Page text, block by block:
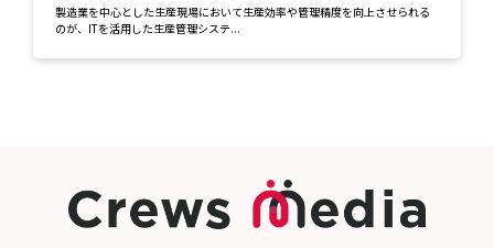
製造業を中心とした生産現場において生産効率や管理精度を向上させられる
のが、ITを活用した生産管理システ...